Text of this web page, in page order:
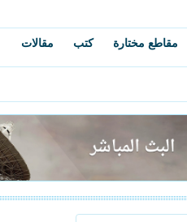
مقاطع مختارة كتب مقالات